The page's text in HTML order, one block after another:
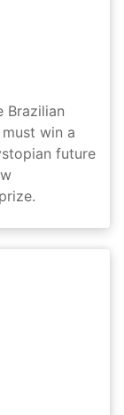
Brazilian
win a
future